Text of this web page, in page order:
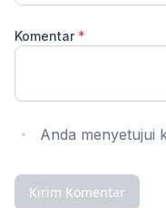
Komentar *
Anda menyetujui
Kirim Komentar